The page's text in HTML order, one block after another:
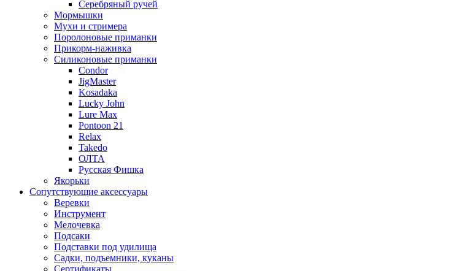
Серебряный ручей
Мормышки
Мухи и стримера
Поролоновые приманки
Прикорм-наживка
Силиконовые приманки
Condor
JigMaster
Kosadaka
Lucky John
Lure Max
Pontoon 21
Relax
Takedo
ОЛТА
Русская Фишка
Якорьки
Сопутствующие аксессуары
Веревки
Инструмент
Мелочевка
Подсаки
Подставки под удилища
Садки, подъемники, куканы
Сертификаты